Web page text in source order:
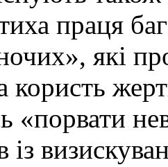
праця
які
користь
«порвати
із